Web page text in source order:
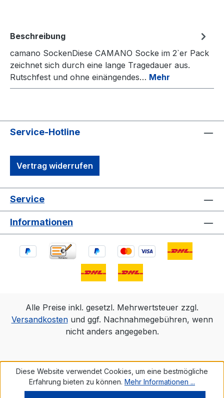
Beschreibung
camano SockenDiese CAMANO Socke im 2`er Pack
zeichnet sich durch eine lange Tragedauer aus.
Rutschfest und ohne einängendes… Mehr
Service-Hotline
Vertrag widerrufen
Service
Informationen
Alle Preise inkl. gesetzl. Mehrwertsteuer zzgl.
Versandkostenund ggf. Nachnahmegebühren, wenn
nicht anders angegeben.
Diese Website verwendet Cookies, um eine bestmögliche
Erfahrung bieten zu können. Mehr Informationen ...